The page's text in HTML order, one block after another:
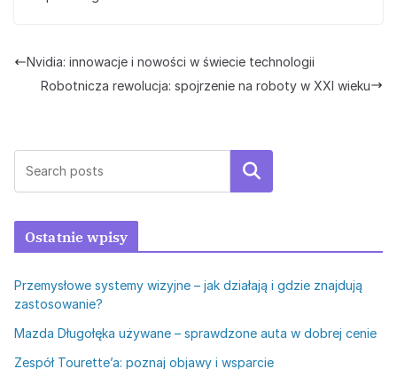
Nvidia: innowacje i nowości w świecie technologii
Robotnicza rewolucja: spojrzenie na roboty w XXI wieku
Szukaj
Ostatnie wpisy
Przemysłowe systemy wizyjne – jak działają i gdzie znajdują
zastosowanie?
Mazda Długołęka używane – sprawdzone auta w dobrej cenie
Zespół Tourette’a: poznaj objawy i wsparcie